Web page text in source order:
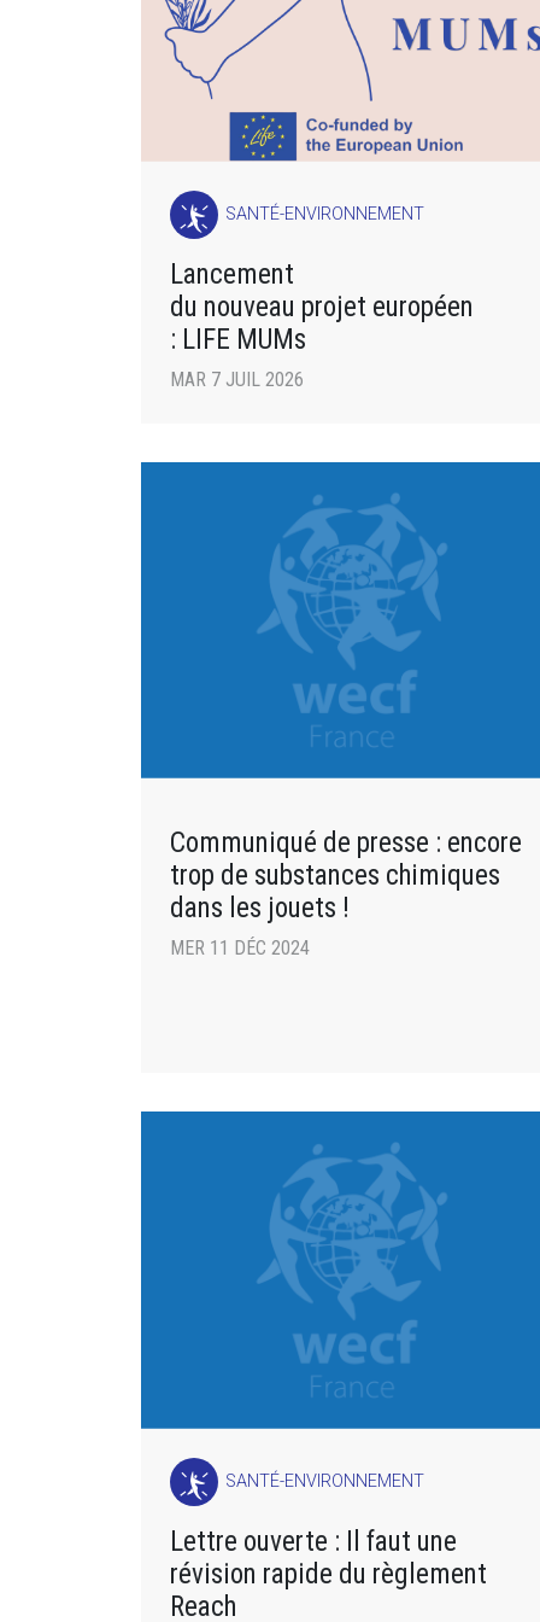
SANTÉ-ENVIRONNEMENT
Lancement
du nouveau projet européen
: LIFE MUMs
MAR 7 JUIL 2026
Communiqué de presse : encore
trop de substances chimiques
dans les jouets !
MER 11 DÉC 2024
SANTÉ-ENVIRONNEMENT
Lettre ouverte : Il faut une
révision rapide du règlement
Reach